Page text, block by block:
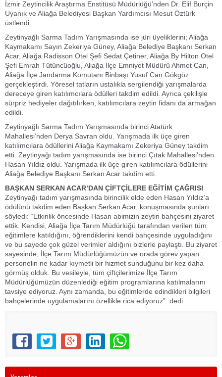
İzmir Zeytincilik Araştırma Enstitüsü Müdürlüğü’nden Dr. Elif Burçin
Uyanık ve Aliağa Belediyesi Başkan Yardımcısı Mesut Öztürk
üstlendi.
Zeytinyağlı Sarma Tadım Yarışmasında ise jüri üyeliklerini; Aliağa
Kaymakamı Sayın Zekeriya Güney, Aliağa Belediye Başkanı Serkan
Acar, Aliağa Radisson Otel Şefi Sedat Çetiner, Aliağa By Hilton Otel
Şefi Emrah Tütüncüoğlu, Aliağa İlçe Emniyet Müdürü Ahmet Can,
Aliağa İlçe Jandarma Komutanı Binbaşı Yusuf Can Gökgöz
gerçekleştirdi. Yöresel tatların ustalıkla sergilendiği yarışmalarda
dereceye giren katılımcılara ödülleri takdim edildi. Ayrıca çekilişle
sürpriz hediyeler dağıtılırken, katılımcılara zeytin fidanı da armağan
edildi.
Zeytinyağlı Sarma Tadım Yarışmasında birinci Atatürk
Mahallesi’nden Derya Savran oldu. Yarışmada ilk üçe giren
katılımcılara ödüllerini Aliağa Kaymakamı Zekeriya Güney takdim
etti. Zeytinyağı tadım yarışmasında ise birinci Çıtak Mahallesi’nden
Hasan Yıldız oldu. Yarışmada ilk üçe giren katılımcılara ödüllerini
Aliağa Belediye Başkanı Serkan Acar takdim etti.
BAŞKAN SERKAN ACAR’DAN ÇİFTÇİLERE EĞİTİM ÇAĞRISI
Zeytinyağı tadım yarışmasında birincilik elde eden Hasan Yıldız’a
ödülünü takdim eden Başkan Serkan Acar, konuşmasında şunları
söyledi: “Etkinlik öncesinde Hasan abimizin zeytin bahçesini ziyaret
ettik. Kendisi, Aliağa İlçe Tarım Müdürlüğü tarafından verilen tüm
eğitimlere katıldığını, öğrendiklerini kendi bahçesinde uyguladığını
ve bu sayede çok güzel verimler aldığını bizlerle paylaştı. Bu ziyaret
sayesinde, İlçe Tarım Müdürlüğümüzün ve orada görev yapan
personelin ne kadar kıymetli bir hizmet sunduğunu bir kez daha
görmüş olduk. Bu vesileyle, tüm çiftçilerimize İlçe Tarım
Müdürlüğümüzün düzenlediği eğitim programlarına katılmalarını
tavsiye ediyoruz. Aynı zamanda, bu eğitimlerde edindikleri bilgileri
bahçelerinde uygulamalarını özellikle rica ediyoruz” dedi.